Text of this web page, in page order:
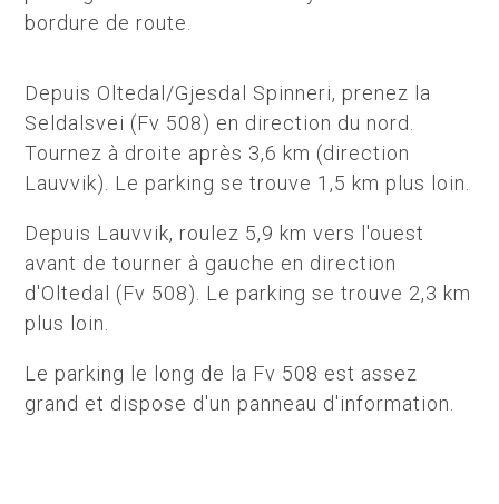
bordure de route.
Depuis Oltedal/Gjesdal Spinneri, prenez la
Seldalsvei (Fv 508) en direction du nord.
Tournez à droite après 3,6 km (direction
Lauvvik). Le parking se trouve 1,5 km plus loin.
Depuis Lauvvik, roulez 5,9 km vers l'ouest
avant de tourner à gauche en direction
d'Oltedal (Fv 508). Le parking se trouve 2,3 km
plus loin.
Le parking le long de la Fv 508 est assez
grand et dispose d'un panneau d'information.